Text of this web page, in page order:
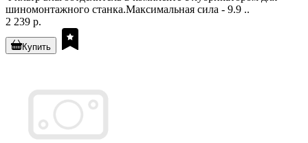
шиномонтажного станка.Максимальная сила - 9.9 ..
2 239 р.
Купить